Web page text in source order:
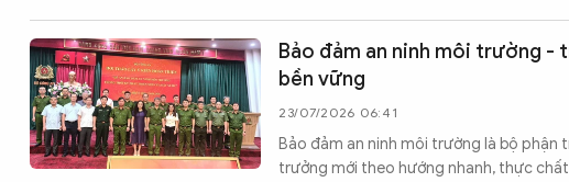
Chuyên trangAn ninh thế giớiVăn nghệ Công an
Chuyên đề
Bảo đảm an ninh môi trường -
bền vững
23/07/2026 06:41
Bảo đảm an ninh môi trường là bộ
trưởng mới theo hướng nhanh, thực